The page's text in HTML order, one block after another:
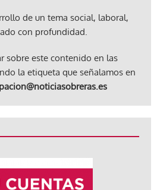
de un tema social, laboral,
con profundidad.
sobre este contenido en las
la etiqueta que señalamos en